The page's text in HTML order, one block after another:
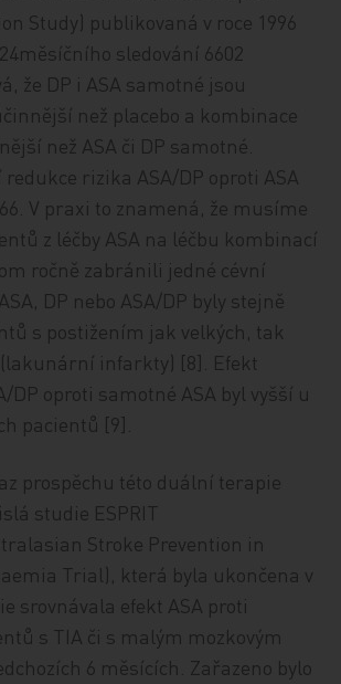
Study) publikovaná v roce 1996
sledování 6602
že DP i ASA samotné jsou
než placebo a kombinace
než ASA či DP samotné.
rizika ASA/DP oproti ASA
V praxi to znamená, že musíme
z léčby ASA na léčbu kombinací
ročně zabránili jedné cévní
DP nebo ASA/DP byly stejně
s postižením jak velkých, tak
infarkty) [8]. Efekt
DP oproti samotné ASA byl vyšší u
pacientů [9].
prospěchu této duální terapie
studie ESPRIT
Stroke Prevention in
Trial), která byla ukončena v
srovnávala efekt ASA proti
s TIA či s malým mozkovým
6 měsících. Zařazeno bylo